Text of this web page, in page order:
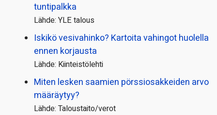
tuntipalkka
Lähde: YLE talous
Iskikö vesivahinko? Kartoita vahingot huolella
ennen korjausta
Lähde: Kiinteistölehti
Miten lesken saamien pörssi­osakkeiden arvo
määräytyy?
Lähde: Taloustaito/verot